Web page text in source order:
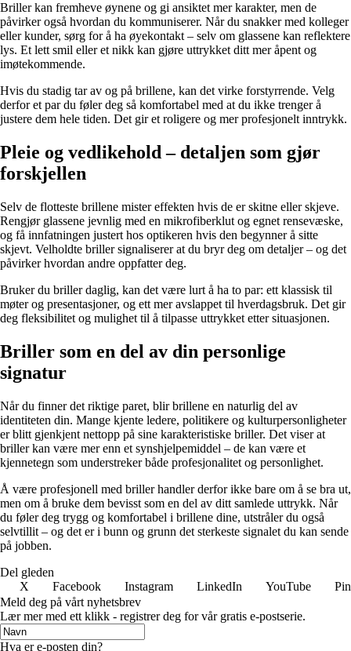
Briller kan fremheve øynene og gi ansiktet mer karakter, men de
påvirker også hvordan du kommuniserer. Når du snakker med kolleger
eller kunder, sørg for å ha øyekontakt – selv om glassene kan reflektere
lys. Et lett smil eller et nikk kan gjøre uttrykket ditt mer åpent og
imøtekommende.
Hvis du stadig tar av og på brillene, kan det virke forstyrrende. Velg
derfor et par du føler deg så komfortabel med at du ikke trenger å
justere dem hele tiden. Det gir et roligere og mer profesjonelt inntrykk.
Pleie og vedlikehold – detaljen som gjør
forskjellen
Selv de flotteste brillene mister effekten hvis de er skitne eller skjeve.
Rengjør glassene jevnlig med en mikrofiberklut og egnet rensevæske,
og få innfatningen justert hos optikeren hvis den begynner å sitte
skjevt. Velholdte briller signaliserer at du bryr deg om detaljer – og det
påvirker hvordan andre oppfatter deg.
Bruker du briller daglig, kan det være lurt å ha to par: ett klassisk til
møter og presentasjoner, og ett mer avslappet til hverdagsbruk. Det gir
deg fleksibilitet og mulighet til å tilpasse uttrykket etter situasjonen.
Briller som en del av din personlige
signatur
Når du finner det riktige paret, blir brillene en naturlig del av
identiteten din. Mange kjente ledere, politikere og kulturpersonligheter
er blitt gjenkjent nettopp på sine karakteristiske briller. Det viser at
briller kan være mer enn et synshjelpemiddel – de kan være et
kjennetegn som understreker både profesjonalitet og personlighet.
Å være profesjonell med briller handler derfor ikke bare om å se bra ut,
men om å bruke dem bevisst som en del av ditt samlede uttrykk. Når
du føler deg trygg og komfortabel i brillene dine, utstråler du også
selvtillit – og det er i bunn og grunn det sterkeste signalet du kan sende
på jobben.
Del gleden
X
Facebook Instagram LinkedIn YouTube
Meld deg på vårt nyhetsbrev
Lær mer med ett klikk - registrer deg for vår gratis e-postserie.
Hva er e-posten din?